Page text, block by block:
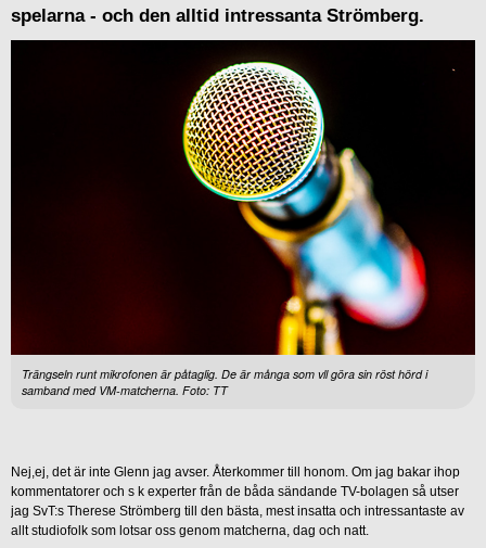
spelarna - och den alltid intressanta Strömberg.
Trängseln runt mikrofonen är påtaglig. De är många som vll göra sin röst hörd i
samband med VM-matcherna. Foto: TT
Nej,ej, det är inte Glenn jag avser. Återkommer till honom. Om jag bakar ihop
kommentatorer och s k experter från de båda sändande TV-bolagen så utser
jag SvT:s Therese Strömberg till den bästa, mest insatta och intressantaste av
allt studiofolk som lotsar oss genom matcherna, dag och natt.